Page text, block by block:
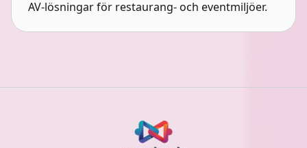
AV-lösningar för restaurang- och eventmiljöer.